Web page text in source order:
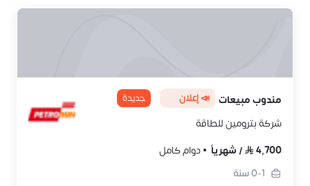
مندوب مبيعات 📣 إعلان جديدة
شركة بترومين للطاقة
4,700
/ شهرياً
دوام كامل
0-1سنة